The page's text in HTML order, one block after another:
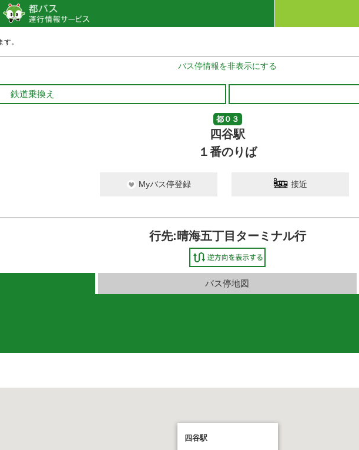
。
バス停情報を非表示にする
鉄道乗換え
都０３
四谷駅
１番のりば
Myバス停登録 接近
行先:晴海五丁目ターミナル行
バス停地図
四谷駅